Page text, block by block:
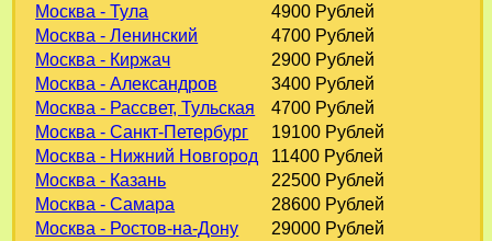
Москва - Тула
4900 Рублей
Москва - Ленинский
4700 Рублей
Москва - Киржач
2900 Рублей
Москва - Александров
3400 Рублей
Москва - Рассвет, Тульская
4700 Рублей
Москва - Санкт-Петербург
19100 Рублей
Москва - Нижний Новгород
11400 Рублей
Москва - Казань
22500 Рублей
Москва - Самара
28600 Рублей
Москва - Ростов-на-Дону
29000 Рублей